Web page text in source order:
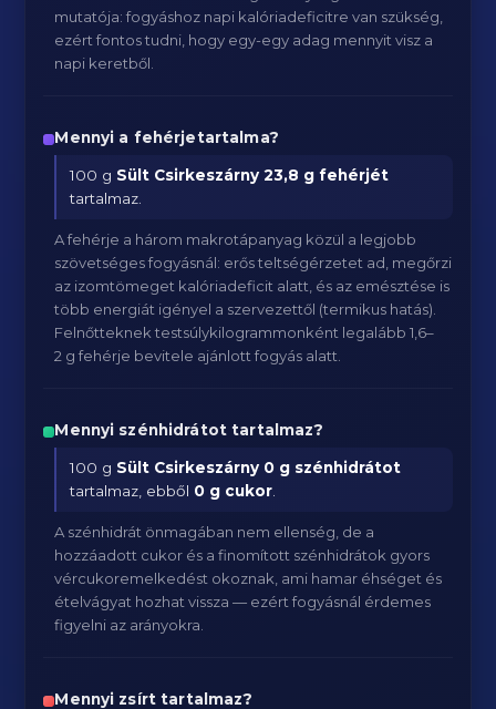
mutatója: fogyáshoz napi kalóriadeficitre van szükség,
ezért fontos tudni, hogy egy-egy adag mennyit visz a
napi keretből.
Mennyi a fehérjetartalma?
100 g Sült Csirkeszárny 23,8 g fehérjét
tartalmaz.
A fehérje a három makrotápanyag közül a legjobb
szövetséges fogyásnál: erős teltségérzetet ad, megőrzi
az izomtömeget kalóriadeficit alatt, és az emésztése is
több energiát igényel a szervezettől (termikus hatás).
Felnőtteknek testsúlykilogrammonként legalább 1,6–
2 g fehérje bevitele ajánlott fogyás alatt.
Mennyi szénhidrátot tartalmaz?
100 g Sült Csirkeszárny 0 g szénhidrátot
tartalmaz, ebből 0 g cukor
A szénhidrát önmagában nem ellenség, de a
hozzáadott cukor és a finomított szénhidrátok gyors
vércukoremelkedést okoznak, ami hamar éhséget és
ételvágyat hozhat vissza — ezért fogyásnál érdemes
figyelni az arányokra.
Mennyi zsírt tartalmaz?